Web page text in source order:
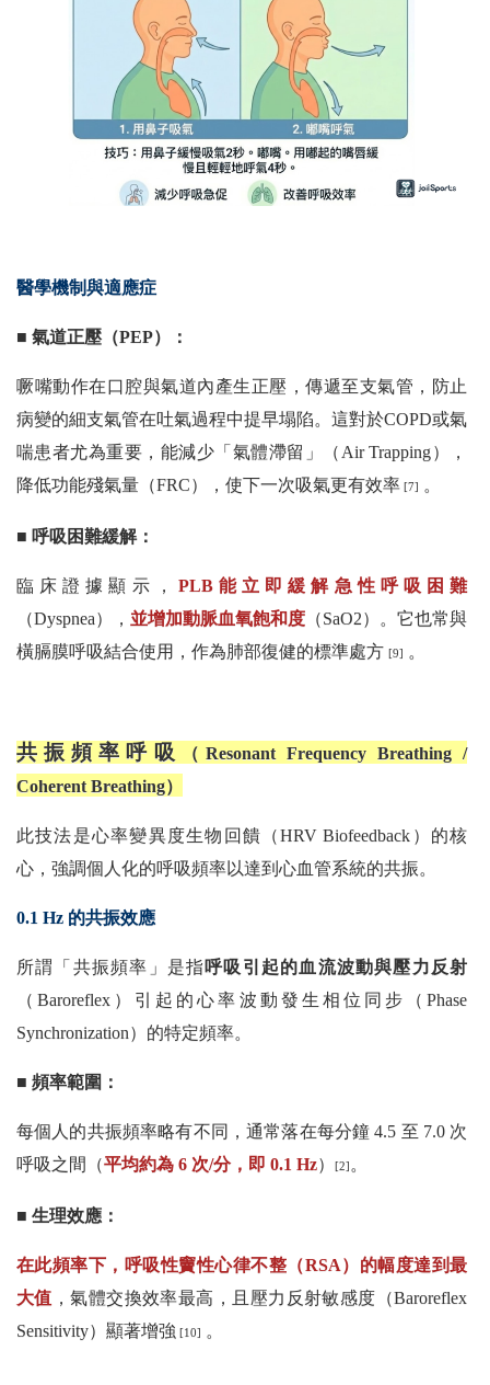
醫學機制與適應症
■ 氣道正壓（PEP）：
噘嘴動作在口腔與氣道內產生正壓，傳遞至支氣管，防止
病變的細支氣管在吐氣過程中提早塌陷。這對於COPD或氣
喘患者尤為重要，能減少「氣體滯留」（Air Trapping），
降低功能殘氣量（FRC），使下一次吸氣更有效率 [7] 。
■ 呼吸困難緩解：
臨床證據顯示， PLB能立即緩解急性呼吸困難
（Dyspnea），並增加動脈血氧飽和度 （SaO2）。它也常與
橫膈膜呼吸結合使用，作為肺部復健的標準處方
[9] 。
共振頻率呼吸
（Resonant Frequency Breathing /
Coherent Breathing）
此技法是心率變異度生物回饋（HRV Biofeedback）的核
心，強調個人化的呼吸頻率以達到心血管系統的共振。
0.1 Hz 的共振效應
所謂「共振頻率」是指呼吸引起的血流波動與壓力反射
（Baroreflex）引起的心率波動發生相位同步（Phase
Synchronization）的特定頻率。
■ 頻率範圍：
每個人的共振頻率略有不同，通常落在每分鐘 4.5 至 7.0 次
呼吸之間（平均約為 6 次/分，即 0.1 Hz） [2] 。
■ 生理效應：
在此頻率下，呼吸性竇性心律不整（RSA）的幅度達到最
大值 ，氣體交換效率最高，且壓力反射敏感度（Baroreflex
Sensitivity）顯著增強 [10] 。